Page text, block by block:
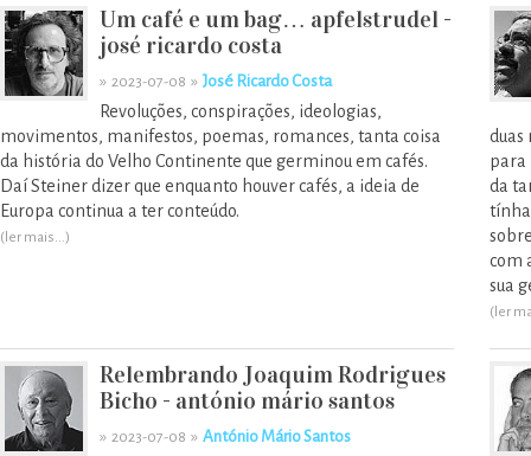
Um café e um bag… apfelstrudel -
josé ricardo costa
» 2023-07-08 » José Ricardo Costa
Revoluções, conspirações, ideologias,
movimentos, manifestos, poemas, romances, tanta coisa
da história do Velho Continente que germinou em cafés.
Daí Steiner dizer que enquanto houver cafés, a ideia de
Europa continua a ter conteúdo.
(ler mais...)
duas
para
da
com
sua
(ler
Relembrando Joaquim Rodrigues
Bicho - antónio mário santos
» 2023-07-08 » António Mário Santos